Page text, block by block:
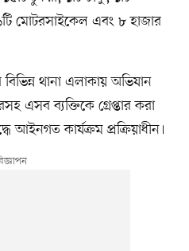
মোটরসাইকেল এবং ৮ হাজার
থানা এলাকায় অভিযান
এসব ব্যক্তিকে গ্রেপ্তার করা
আইনগত কার্যক্রম প্রক্রিয়াধীন।